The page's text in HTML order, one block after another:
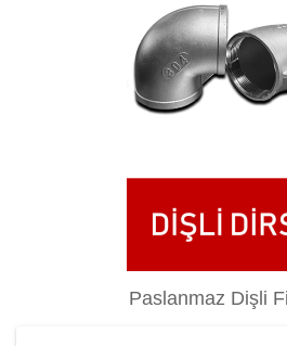
Paslanmaz Dişli